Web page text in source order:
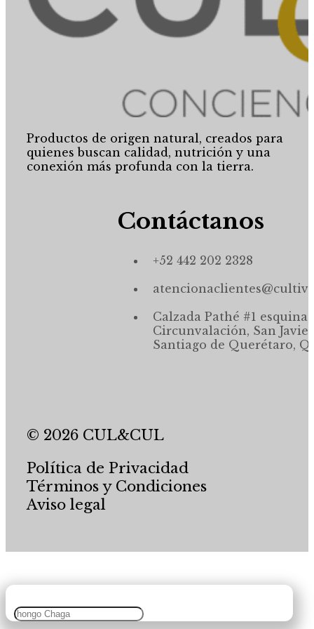
Productos de origen natural, creados para
quienes buscan calidad, nutrición y una
conexión más profunda con la tierra.
Contáctanos
+52 442 202 2328
Calzada Pathé #1 esquina,
Circunvalación, San
Santiago de Querétaro,
© 2026 CUL&CUL
Política de Privacidad
Términos y Condiciones
Aviso legal